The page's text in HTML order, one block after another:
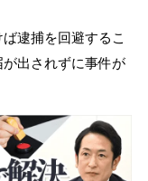
逮捕を回避するこ
出されずに事件が